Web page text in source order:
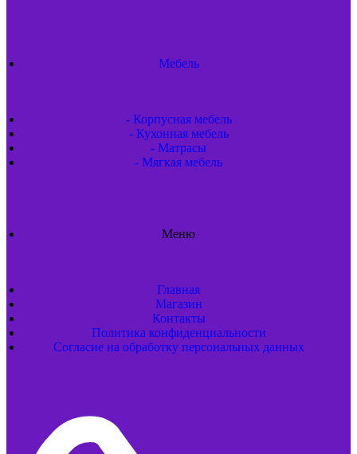
Мебель
- Корпусная мебель
- Кухонная мебель
- Матрасы
- Мягкая мебель
Меню
Главная
Магазин
Контакты
Политика конфиденциальности
Согласие на обработку персональных данных